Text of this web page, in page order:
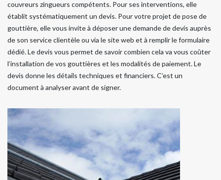
couvreurs zingueurs compétents. Pour ses interventions, elle
établit systématiquement un devis. Pour votre projet de pose de
gouttière, elle vous invite à déposer une demande de devis auprès
de son service clientèle ou via le site web et à remplir le formulaire
dédié. Le devis vous permet de savoir combien cela va vous coûter
l’installation de vos gouttières et les modalités de paiement. Le
devis donne les détails techniques et financiers. C’est un
document à analyser avant de signer.